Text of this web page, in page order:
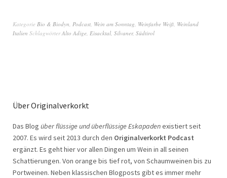
Kategorie Bio & Biodyn, Podcast, Wein am Sonntag, Weinfarbe Weiß, Weinland
Italien SchlagwörterAlto Adige, Eisacktal, Silvaner, Südtirol
Über Originalverkorkt
Das Blog über flüssige und überflüssige Eskapadenexistiert seit
2007. Es wird seit 2013 durch den Originalverkorkt Podcast
ergänzt. Es geht hier vor allen Dingen um Wein in all seinen
Schattierungen. Von orange bis tief rot, von Schaumweinen bis zu
Portweinen. Neben klassischen Blogposts gibt es immer mehr